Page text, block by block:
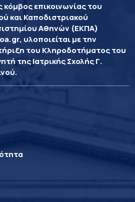
κόμβος επικοινωνίας του
και Καποδιστριακού
Αθηνών (ΕΚΠΑ)
υλοποιείται με την
του Κληροδοτήματος του
της Ιατρικής Σχολής Γ.